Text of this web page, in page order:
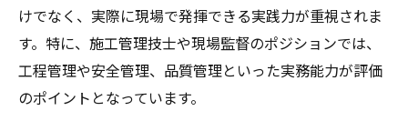
けでなく、実際に現場で発揮できる実践力が重視されま
す。特に、施工管理技士や現場監督のポジションでは、
工程管理や安全管理、品質管理といった実務能力が評価
のポイントとなっています。